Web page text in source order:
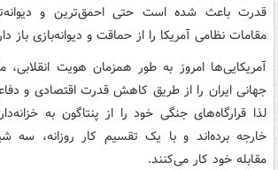
قدرت باعث شده است حتی احمق‌ترین و
مقامات نظامی آمریکا را از حماقت و دیوانه‌بازی باز
آمریکایی‌ها امروز به طور همزمان هویت انقلابی،
جهانی ایران را از طریق کاهش قدرت اقتصادی و
لذا قرارگاه‌های جنگی خود را از پنتاگون به
خارجه برده‌اند و با یک تقسیم کار روزانه، سه
مقابله خود کار می‌کنند.